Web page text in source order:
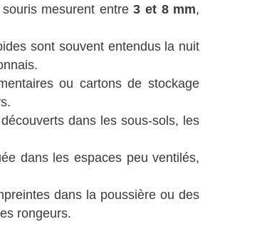
mesurent entre3 et 8 mm,
sont souvent entendus la nuit
ou cartons de stockage
dans les sous-sols, les
dans les espaces peu ventilés,
dans la poussière ou des
rongeurs.